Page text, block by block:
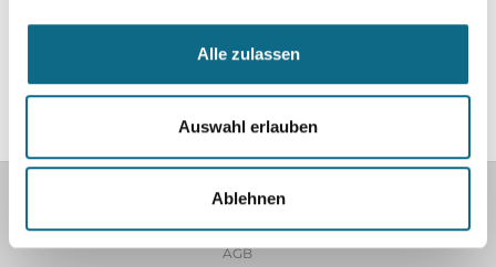
Alle zulassen
Auswahl erlauben
Ablehnen
Mikrozensus aus dem Jahr 2022 aus. (Text: dpa)
Home
AGB